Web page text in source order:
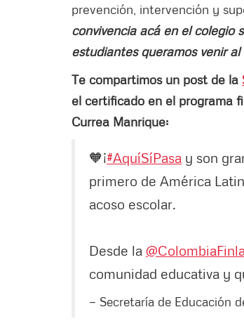
prevención, intervención y
convivencia acá en el colegio
estudiantes queramos venir al
Te compartimos un post de la
el certificado en el programa
Currea Manrique:
🧡¡#AquíSíPasa y son
primero de América
acoso escolar.
Desde la
comunidad educativa y
— Secretaría de Educación